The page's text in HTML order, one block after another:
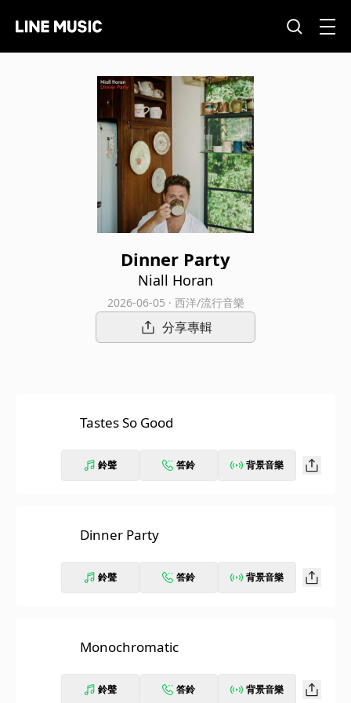
Dinner Party
Niall Horan
2026-06-05 · 西洋/流行音樂
分享專輯
Tastes So Good
鈴聲 答鈴 背景音樂
Dinner Party
鈴聲 答鈴 背景音樂
Monochromatic
鈴聲 答鈴 背景音樂